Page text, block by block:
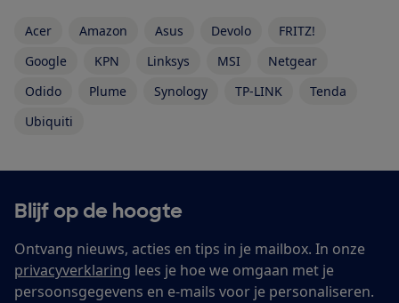
Acer Amazon Asus Devolo
FRITZ!
Google
KPN Linksys MSI
Netgear
Odido
Plume Synology TP-LINK
Tenda
Ubiquiti
Blijf op de hoogte
Ontvang nieuws, acties en tips in je mailbox. In onze
privacyverklaring lees je hoe we omgaan met je
persoonsgegevens en e-mails voor je personaliseren.